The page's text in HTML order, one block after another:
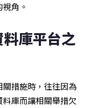
角。
庫平台之
措施時，往往因為
庫而讓相關舉措欠